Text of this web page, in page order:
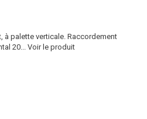
à palette verticale. Raccordement
20... Voir le produit